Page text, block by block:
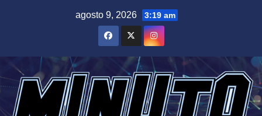
agosto 9, 2026 3:19 am